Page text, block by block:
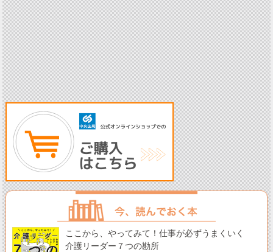
ここから、やってみて！仕事が必ずうまくいく
介護リーダー７つの勘所